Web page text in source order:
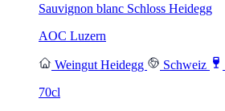
Sauvignon blanc Schloss Heidegg
AOC Luzern
Weingut Heidegg Schweiz
70cl